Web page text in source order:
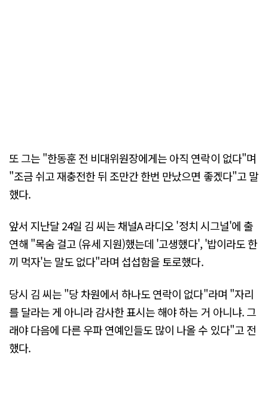
또 그는 "한동훈 전 비대위원장에게는 아직 연락이 없다"며
"조금 쉬고 재충전한 뒤 조만간 한번 만났으면 좋겠다"고 말
했다.
앞서 지난달 24일 김 씨는 채널A 라디오 '정치 시그널'에 출
연해 "목숨 걸고 (유세 지원)했는데 '고생했다', '밥이라도 한
끼 먹자'는 말도 없다"라며 섭섭함을 토로했다.
당시 김 씨는 "당 차원에서 하나도 연락이 없다"라며 "자리
를 달라는 게 아니라 감사한 표시는 해야 하는 거 아니냐. 그
래야 다음에 다른 우파 연예인들도 많이 나올 수 있다"고 전
했다.